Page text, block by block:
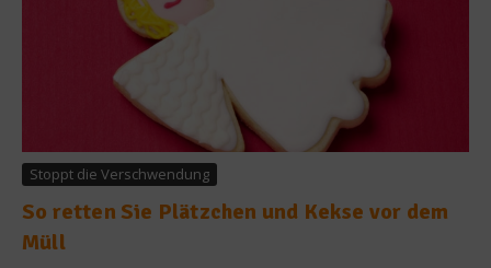
Stoppt die Verschwendung
So retten Sie Plätzchen und Kekse vor dem
Müll